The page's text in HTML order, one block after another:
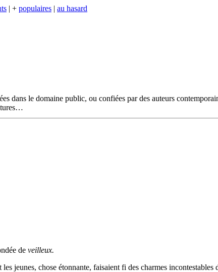
| + populaires | au hasard
dans le domaine public, ou confiées par des auteurs
de veilleux.
les jeunes, chose étonnante, faisaient fi des charmes